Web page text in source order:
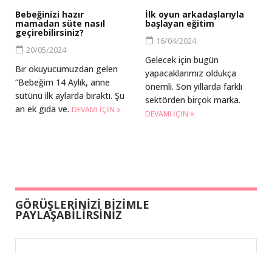
Bebeğinizi hazır
mamadan süte nasıl
geçirebilirsiniz?
20/05/2024
Bir okuyucumuzdan gelen
“Bebeğim 14 Aylık, anne
sütünü ilk aylarda bıraktı. Şu
an ek gıda ve. DEVAMI IÇIN
İlk oyun arkadaşlarıyla
başlayan eğitim
16/04/2024
Gelecek için bugün
yapacaklarımız oldukça
önemli. Son yıllarda farklı
sektörden birçok marka.
DEVAMI IÇIN
GÖRÜŞLERİNİZİ BİZİMLE
PAYLAŞABİLİRSİNİZ